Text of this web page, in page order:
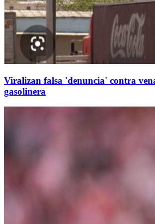
Viralizan falsa 'denuncia' contra
gasolinera